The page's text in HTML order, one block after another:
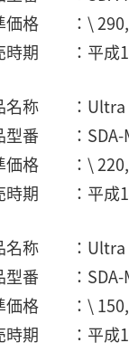
価格 ：\
時期 ：平成
称 ：Ultra
型番 ：SDA-
価格 ：\
時期 ：平成
称 ：Ultra
型番 ：SDA-
価格 ：\
時期 ：平成